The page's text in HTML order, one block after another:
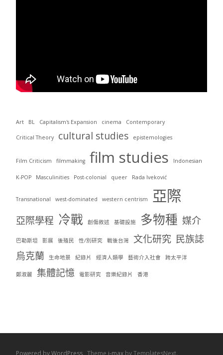
Art BL Capitalism's Expansion cinema Contemporary
Critical Theory cultural studies epistemologies
Film Criticism filmmaking film studies Indonesian
K-POP Masculinities Post-colonial queer Rada Iveković
Transnational west-dominated western centrism 亞際
亞際學程 冷戰 創傷敘述 基礎設施 多物種 媒介
巴勒斯坦 影展 後殖民 性/別研究 戰後台灣 文化研究 民族誌
烏克蘭
生命地景 紀錄片 經濟人類學 藝術介入社會 跨太平洋
鄭淑麗 集體記憶 電影研究 音樂紀錄片 香港
Powered by WordPress , Theme i-max by TemplatesNext.